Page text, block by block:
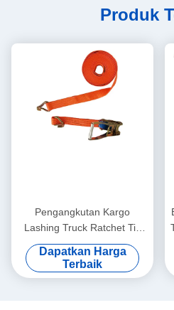
Produk
Pengangkutan Kargo
Lashing Truck Ratchet Tie
Down Set dengan Double J
Hook
Dapatkan Harga
Terbaik